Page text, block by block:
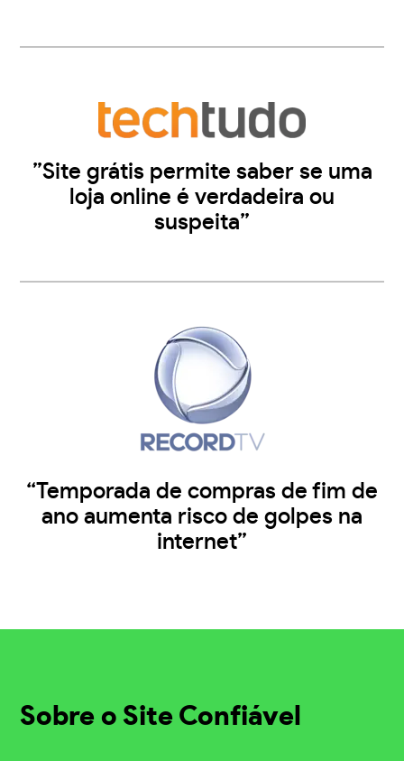
”Site grátis permite saber se uma
loja online é verdadeira ou
suspeita”
“Temporada de compras de fim de
ano aumenta risco de golpes na
internet”
Sobre o Site Confiável